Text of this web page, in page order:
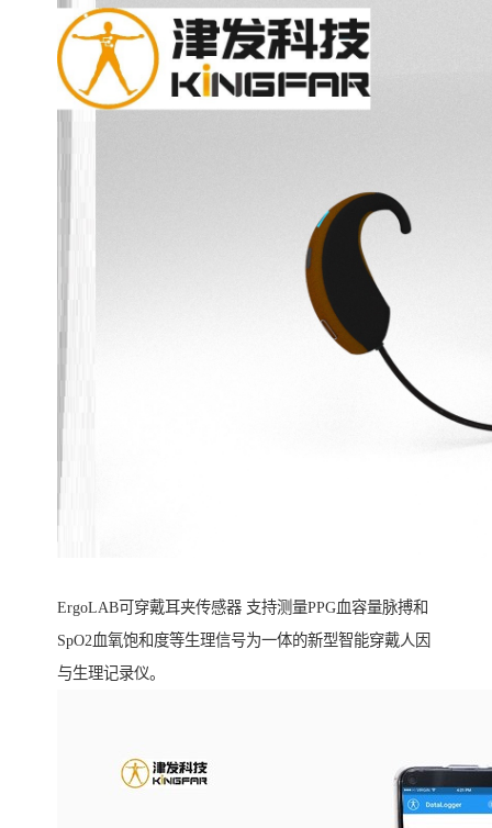
ErgoLAB可穿戴耳夹传感器 支持测量PPG血容量脉搏和
SpO2血氧饱和度等生理信号为一体的新型智能穿戴人因
与生理记录仪。